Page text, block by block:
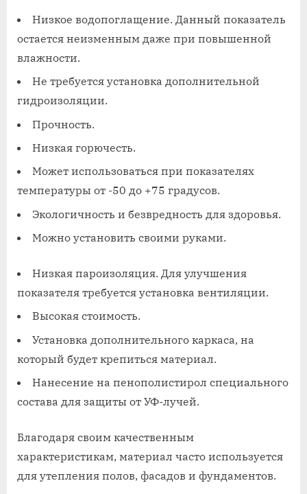
Низкое водопоглащение. Данный показатель
остается неизменным даже при повышенной
влажности.
Не требуется установка дополнительной
гидроизоляции.
Прочность.
Низкая горючесть.
Может использоваться при показателях
температуры от -50 до +75 градусов.
Экологичность и безвредность для здоровья.
Можно установить своими руками.
Низкая пароизоляция. Для улучшения
показателя требуется установка вентиляции.
Высокая стоимость.
Установка дополнительного каркаса, на
который будет крепиться материал.
Нанесение на пенополистирол специального
состава для защиты от УФ-лучей.
Благодаря своим качественным
характеристикам, материал часто используется
для утепления полов, фасадов и фундаментов.